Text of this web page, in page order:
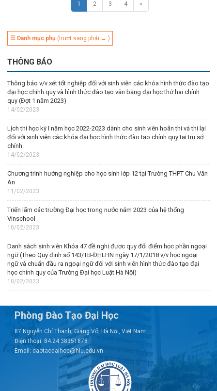
1 2 3 4 »
☰ Danh mục phụ (trượt sang phải → )
THÔNG BÁO
Thông báo v/v xét tốt nghiệp đối với sinh viên các khóa hình thức đào tạo
đại học chính quy và hình thức đào tạo văn bằng đại học thứ hai chính
quy (Đợt 1 năm 2023)
14/02/2023
Lịch thi học kỳ I năm học 2022-2023 dành cho sinh viên hoãn thi và thi lại
đối với sinh viên các khóa đại học hình thức đào tạo chính quy tại trụ sở
chính
14/02/2023
Chương trình hướng nghiệp cho học sinh lớp 12 tại Trường THPT Chu Văn
An
11/02/2023
Triển lãm các trường Đại học trong nước năm 2023 của hệ thống
Vinschool
10/02/2023
Danh sách sinh viên Khóa 47 đề nghị được quy đổi điểm học phần ngoại
ngữ (Theo Quy định số 143/TB-ĐHLHN ngày 17/1/2018 v/v học ngoại
ngữ và chuẩn đầu ra ngoại ngữ đối với sinh viên hình thức đào tạo đại
học chính quy của Trường Đại học Luật Hà Nội)
10/02/2023
Phòng Đào Tạo Đại Học
87 Nguyễn Chí Thanh, Giảng Võ, Hà Nội, Việt Nam
Điện thoại: 84.24.38351878
Email: daotaodaihoc@hlu.edu.vn